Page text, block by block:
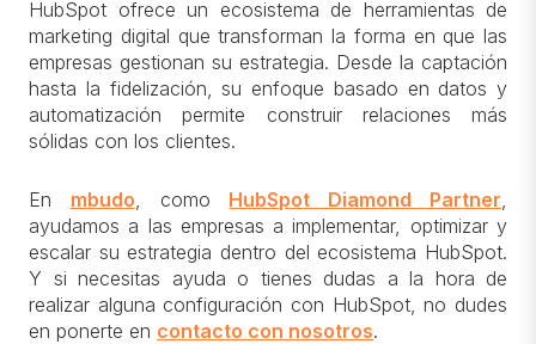
HubSpot ofrece un ecosistema de herramientas de
marketing digital que transforman la forma en que las
empresas gestionan su estrategia. Desde la captación
hasta la fidelización, su enfoque basado en datos y
automatización permite construir relaciones más
sólidas con los clientes.
En mbudo , como HubSpot Diamond Partner
ayudamos a las empresas a implementar, optimizar y
escalar su estrategia dentro del ecosistema HubSpot.
Y si necesitas ayuda o tienes dudas a la hora de
realizar alguna configuración con HubSpot, no dudes
en ponerte en contacto con nosotros.